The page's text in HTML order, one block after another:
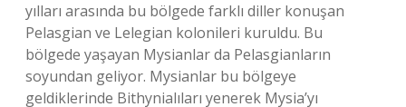
yılları arasında bu bölgede farklı diller konuşan
Pelasgian ve Lelegian kolonileri kuruldu. Bu
bölgede yaşayan Mysianlar da Pelasgianların
soyundan geliyor. Mysianlar bu bölgeye
geldiklerinde Bithynialıları yenerek Mysia’yı